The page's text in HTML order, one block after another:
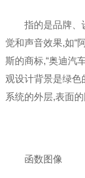
指的是品牌、
觉和声音效果,如“
斯的商标,“奥迪汽
观设计背景是绿色
系统的外层,表面的
函数图像